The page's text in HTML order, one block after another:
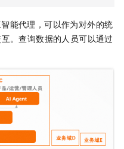
能代理，可以作为对外的统
。查询数据的人员可以通过